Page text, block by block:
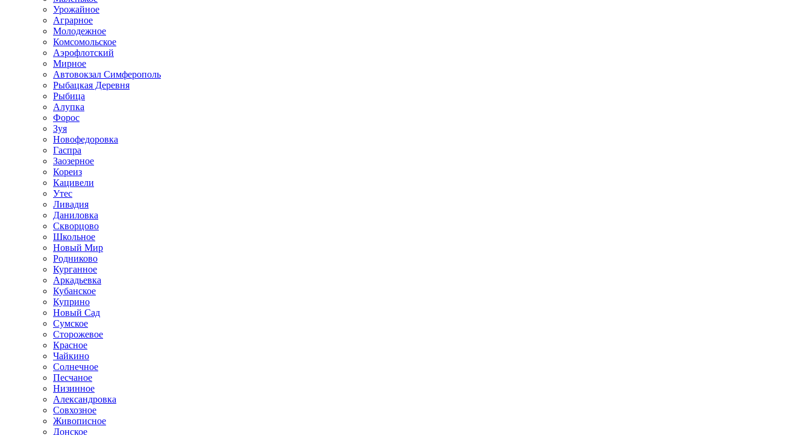
Урожайное
Аграрное
Молодежное
Комсомольское
Аэрофлотский
Мирное
Автовокзал Симферополь
Рыбацкая Деревня
Рыбица
Алупка
Форос
Зуя
Новофедоровка
Гаспра
Заозерное
Кореиз
Кацивели
Утес
Ливадия
Даниловка
Скворцово
Школьное
Новый Мир
Родниково
Курганное
Аркадьевка
Кубанское
Куприно
Новый Сад
Сумское
Сторожевое
Красное
Чайкино
Солнечное
Песчаное
Низинное
Александровка
Совхозное
Живописное
Донское